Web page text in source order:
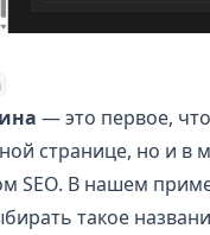
— это первое,
странице, но и в
SEO. В нашем
такое